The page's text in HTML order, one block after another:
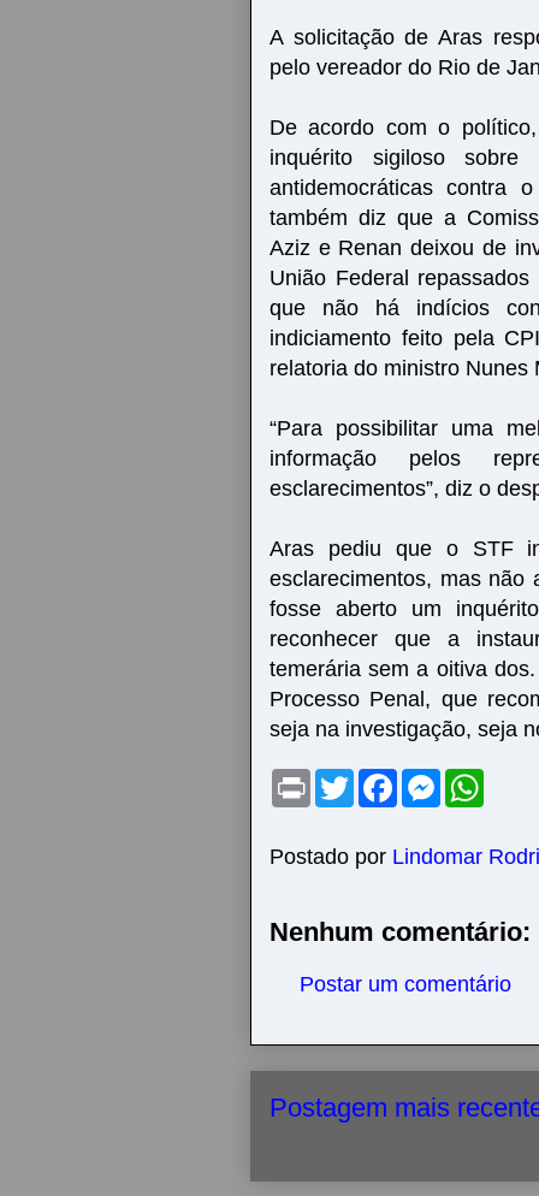
A solicitação de Aras
pelo vereador do Rio de
De acordo com o
inquérito sigiloso
antidemocráticas contra
também diz que a
Aziz e Renan deixou de
União Federal
que não há indícios
indiciamento feito pela
relatoria do ministro Nunes
“Para possibilitar uma
informação pelos
esclarecimentos”, diz o
Aras pediu que o STF
esclarecimentos, mas não
fosse aberto um
reconhecer que a
temerária sem a oitiva
Processo Penal, que
seja na investigação, seja
P
t
T
w
t
e
F
a
b
M
e
e
r
s
Postado por Lindomar
Nenhum comentário:
Postar um comentário
Postagem mais